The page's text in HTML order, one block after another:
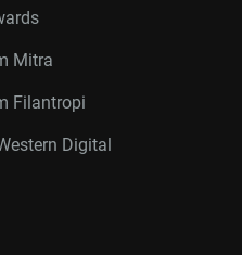
Mitra
Filantropi
Digital